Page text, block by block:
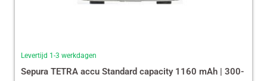
Levertijd 1-3 werkdagen
Sepura TETRA accu Standard capacity 1160 mAh | 300-